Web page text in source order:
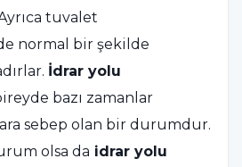
tuvalet
normal bir şekilde
İdrar yolu
bazı zamanlar
sebep olan bir durumdur.
olsa da idrar yolu